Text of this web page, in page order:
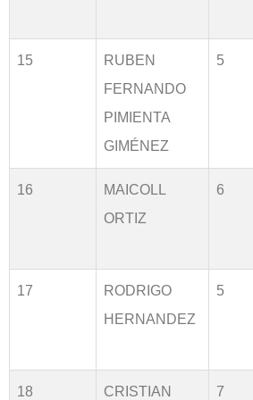
15
RUBEN
FERNANDO
PIMIENTA
GIMÉNEZ
5
16
MAICOLL
ORTIZ
6
17
RODRIGO
HERNANDEZ
5
18
CRISTIAN
7